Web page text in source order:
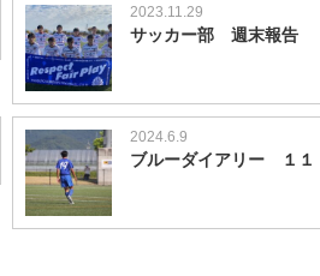
2023.11.29
サッカー部 週末報告
2024.6.9
ブルーダイアリー １１